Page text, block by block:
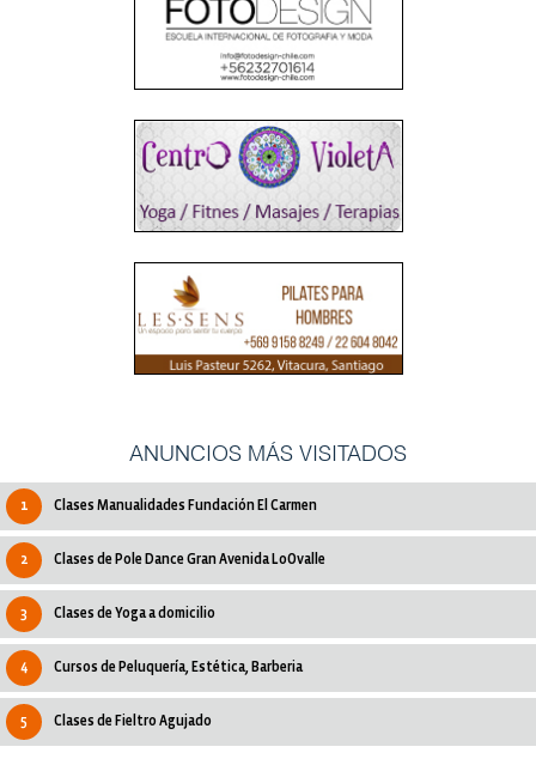
ANUNCIOS MÁS VISITADOS
1 Clases Manualidades Fundación El Carmen
2 Clases de Pole Dance Gran Avenida LoOvalle
3 Clases de Yoga a domicilio
4 Cursos de Peluquería, Estética, Barberia
5 Clases de Fieltro Agujado